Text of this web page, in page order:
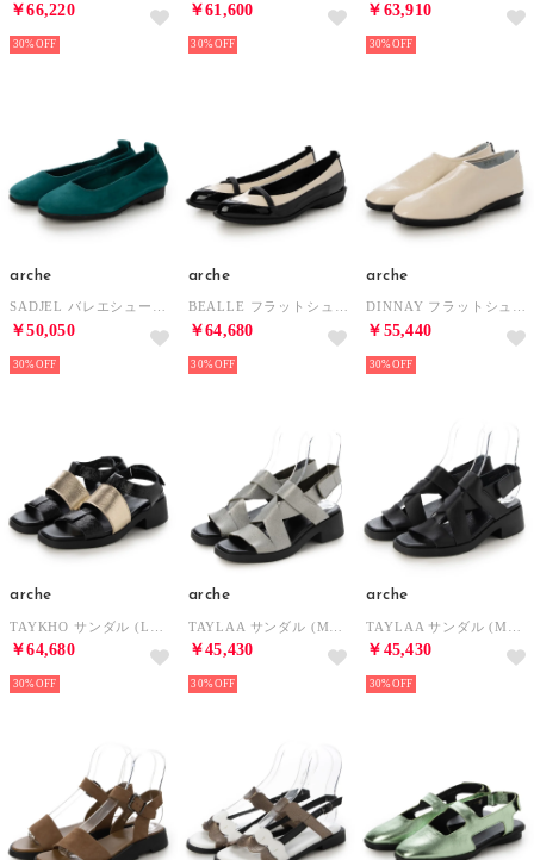
￥66,220
30%
￥61,600
30%
￥63,910
30%
arche
SADJEL バレエシューズ (NUBUCK)（ビリジアングリーン） （JAIPUR）
￥50,050
30%
arche
BEALLE フラットシューズ (LAEKEO/LACK)（ブラック/アイボリー） （NOIR/CREME）
￥64,680
30%
arche
DINNAY フラットシューズ (LACK)（アイボリー） （CREME）
￥55,440
30%
arche
￥64,680
30%
arche
￥45,430
30%
arche
￥45,430
30%